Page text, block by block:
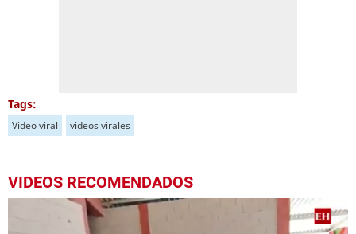
Tags:
Video viral videos virales
VIDEOS RECOMENDADOS